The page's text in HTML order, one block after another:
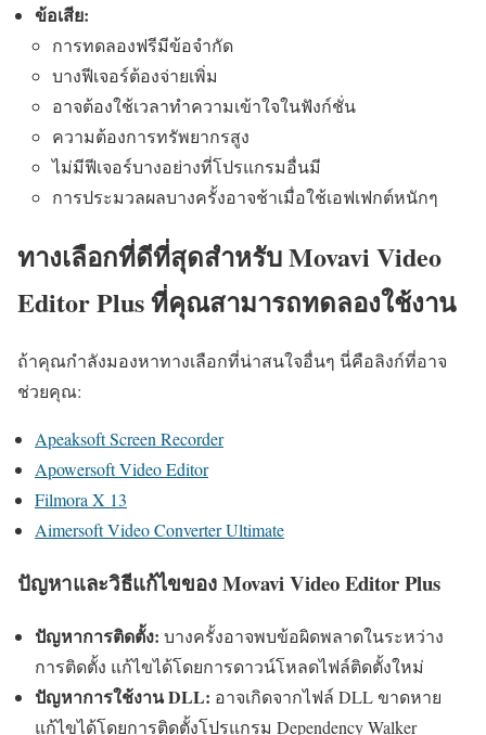
ข้อเสีย:
การทดลองฟรีมีข้อจำกัด
บางฟีเจอร์ต้องจ่ายเพิ่ม
อาจต้องใช้เวลาทำความเข้าใจในฟังก์ชั่น
ความต้องการทรัพยากรสูง
ไม่มีฟีเจอร์บางอย่างที่โปรแกรมอื่นมี
การประมวลผลบางครั้งอาจช้าเมื่อใช้เอฟเฟกต์หนักๆ
ทางเลือกที่ดีที่สุดสำหรับ Movavi Video
Editor Plus ที่คุณสามารถทดลองใช้งาน
ถ้าคุณกำลังมองหาทางเลือกที่น่าสนใจอื่นๆ นี่คือลิงก์ที่อาจ
ช่วยคุณ:
Apeaksoft Screen Recorder
Apowersoft Video Editor
Filmora X 13
Aimersoft Video Converter Ultimate
ปัญหาและวิธีแก้ไขของ Movavi Video Editor Plus
ปัญหาการติดตั้ง: บางครั้งอาจพบข้อผิดพลาดในระหว่าง
การติดตั้ง แก้ไขได้โดยการดาวน์โหลดไฟล์ติดตั้งใหม่
ปัญหาการใช้งาน DLL: อาจเกิดจากไฟล์ DLL ขาดหาย
แก้ไขได้โดยการติดตั้งโปรแกรม Dependency Walker